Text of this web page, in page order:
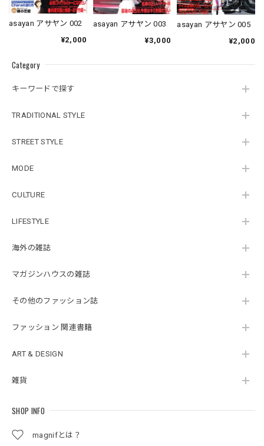
Category
キーワードで探す
TRADITIONAL STYLE
STREET STYLE
MODE
CULTURE
LIFESTYLE
海外の雑誌
マガジンハウスの雑誌
その他のファッション誌
ファッション 関連書籍
ART & DESIGN
雑貨
SHOP INFO
magnifとは？
asayan アサヤン 002
¥2,000
asayan アサヤン 003
¥3,000
asayan アサヤン 005
¥2,000